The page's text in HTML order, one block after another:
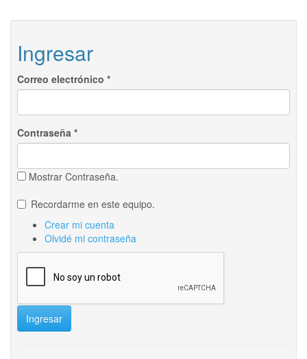
Ingresar
Correo electrónico *
Contraseña *
Mostrar Contraseña.
Recordarme en este equipo.
Crear mi cuenta
Olvidé mi contraseña
Ingresar